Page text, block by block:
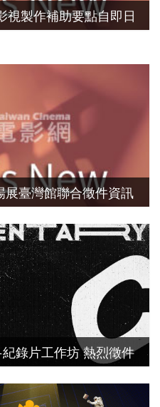
視製作補助要點自即日
梯次收件
臺灣館聯合徵件資訊
錄片工作坊 熱烈徵件